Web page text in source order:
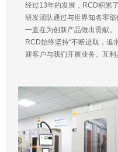
经过13年的发展，RCD积累
研发团队通过与世界知名零
一直在为创新产品做出贡献。
RCD始终坚持“不断进取，追
迎客户与我们开展业务。互利